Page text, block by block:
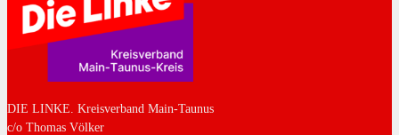
DIE LINKE. Kreisverband Main-Taunus
c/o Thomas Völker